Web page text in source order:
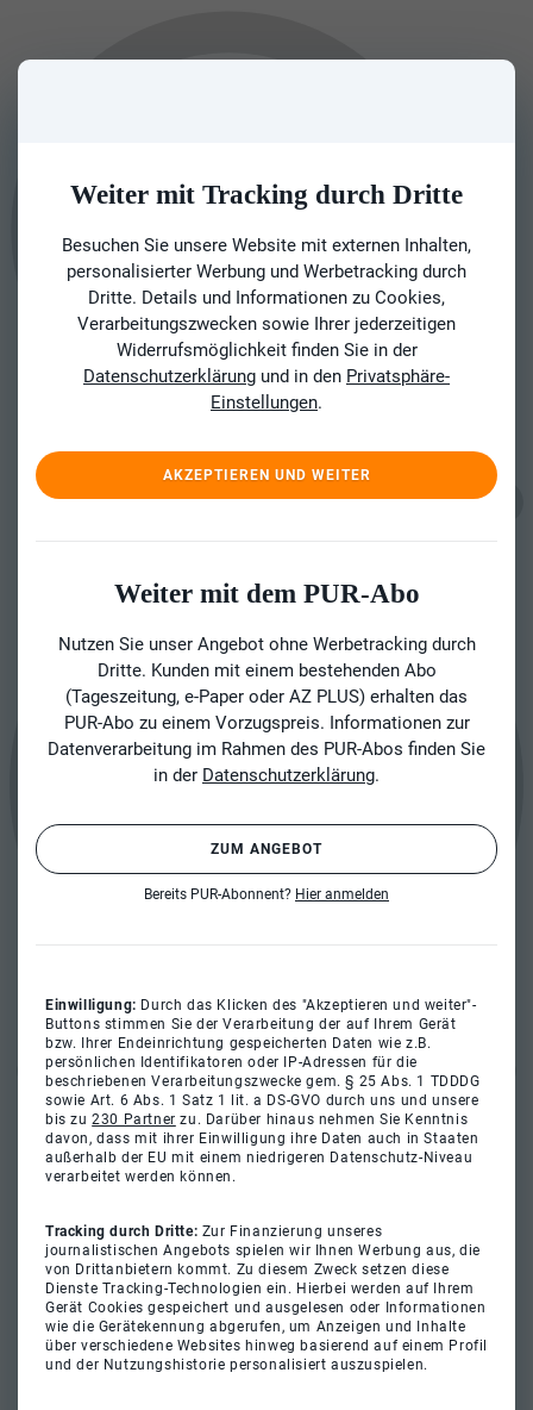
Weiter mit Tracking durch Dritte
Besuchen Sie unsere Website mit externen Inhalten,
personalisierter Werbung und Werbetracking durch
Dritte. Details und Informationen zu Cookies,
Verarbeitungszwecken sowie Ihrer jederzeitigen
Widerrufsmöglichkeit finden Sie in der
Datenschutzerklärung und in den Privatsphäre-
Einstellungen.
AKZEPTIEREN UND WEITER
Weiter mit dem PUR-Abo
Nutzen Sie unser Angebot ohne Werbetracking durch
Dritte. Kunden mit einem bestehenden Abo
(Tageszeitung, e-Paper oder AZ PLUS) erhalten das
PUR-Abo zu einem Vorzugspreis. Informationen zur
Datenverarbeitung im Rahmen des PUR-Abos finden Sie
in der Datenschutzerklärung.
ZUM ANGEBOT
Bereits PUR-Abonnent? Hier anmelden
Einwilligung: Durch das Klicken des "Akzeptieren und weiter"-
Buttons stimmen Sie der Verarbeitung der auf Ihrem Gerät
bzw. Ihrer Endeinrichtung gespeicherten Daten wie z.B.
persönlichen Identifikatoren oder IP-Adressen für die
beschriebenen Verarbeitungszwecke gem. § 25 Abs. 1 TDDDG
sowie Art. 6 Abs. 1 Satz 1 lit. a DS-GVO durch uns und unsere
bis zu230 Partner zu. Darüber hinaus nehmen Sie Kenntnis
davon, dass mit ihrer Einwilligung ihre Daten auch in Staaten
außerhalb der EU mit einem niedrigeren Datenschutz-Niveau
verarbeitet werden können.
Tracking durch Dritte: Zur Finanzierung unseres
journalistischen Angebots spielen wir Ihnen Werbung aus, die
von Drittanbietern kommt. Zu diesem Zweck setzen diese
Dienste Tracking-Technologien ein. Hierbei werden auf Ihrem
Gerät Cookies gespeichert und ausgelesen oder Informationen
wie die Gerätekennung abgerufen, um Anzeigen und Inhalte
über verschiedene Websites hinweg basierend auf einem Profil
und der Nutzungshistorie personalisiert auszuspielen.